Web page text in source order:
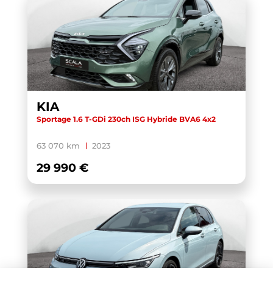
KIA
Sportage 1.6 T-GDi 230ch ISG Hybride BVA6 4x2
63 070 km 2023
29 990 €